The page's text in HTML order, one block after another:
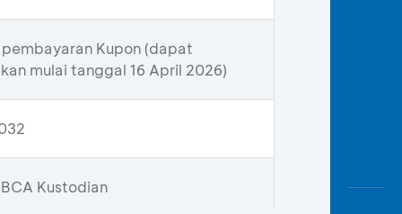
pembayaran Kupon (dapat
mulai tanggal 16 April 2026)
Kustodian